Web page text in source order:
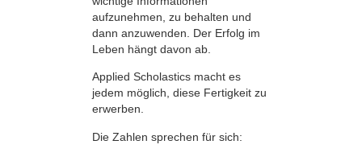
aufzunehmen, zu behalten und
dann anzuwenden. Der Erfolg im
Leben hängt davon ab.
Applied Scholastics macht es
jedem möglich, diese Fertigkeit zu
erwerben.
Die Zahlen sprechen für sich: